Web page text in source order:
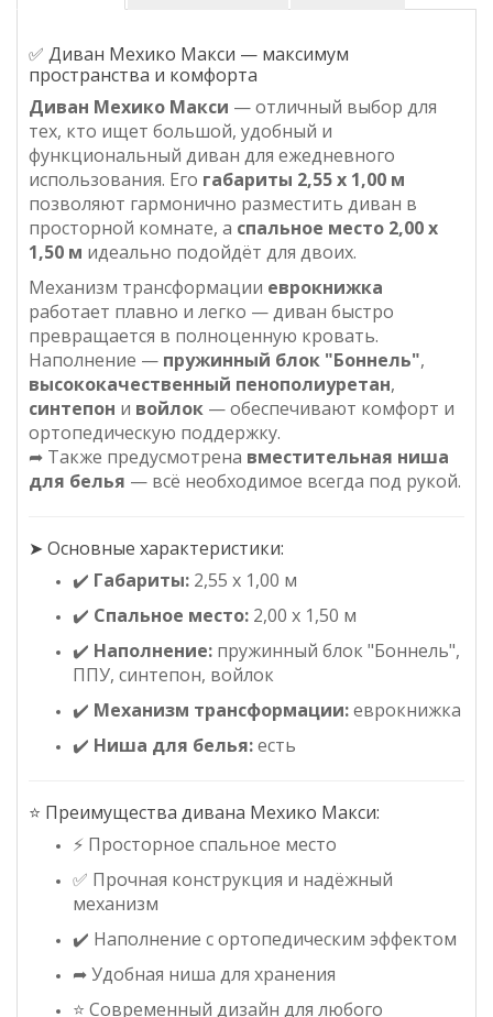
✅ Диван Мехико Макси — максимум
пространства и комфорта
Диван Мехико Макси — отличный выбор для
тех, кто ищет большой, удобный и
функциональный диван для ежедневного
использования. Его габариты 2,55 х 1,00 м
позволяют гармонично разместить диван в
просторной комнате, а спальное место 2,00 х
1,50 м идеально подойдёт для двоих.
Механизм трансформации еврокнижка
работает плавно и легко — диван быстро
превращается в полноценную кровать.
Наполнение — пружинный блок "Боннель",
высококачественный пенополиуретан,
синтепон и войлок — обеспечивают комфорт и
ортопедическую поддержку.
➦ Также предусмотрена вместительная ниша
для белья — всё необходимое всегда под рукой.
➤ Основные характеристики:
✔️ Габариты: 2,55 х 1,00 м
✔️ Спальное место: 2,00 х 1,50 м
✔️ Наполнение: пружинный блок "Боннель",
ППУ, синтепон, войлок
✔️ Механизм трансформации:еврокнижка
✔️ Ниша для белья:есть
⭐ Преимущества дивана Мехико Макси:
⚡ Просторное спальное место
✅ Прочная конструкция и надёжный
механизм
✔️ Наполнение с ортопедическим эффектом
➦ Удобная ниша для хранения
⭐ Современный дизайн для любого